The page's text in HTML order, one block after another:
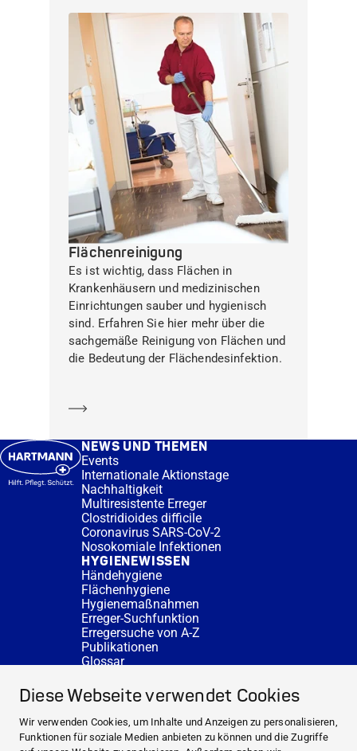
Diese Webseite verwendet Cookies
Wir verwenden Cookies, um Inhalte und Anzeigen zu personalisieren,
Funktionen für soziale Medien anbieten zu können und die Zugriffe
Flächenreinigung
Es ist wichtig, dass Flächen in
Krankenhäusern und medizinischen
Einrichtungen sauber und hygienisch
sind. Erfahren Sie hier mehr über die
sachgemäße Reinigung von Flächen und
die Bedeutung der Flächendesinfektion.
NEWS UND THEMEN
Events
Internationale Aktionstage
Nachhaltigkeit
Multiresistente Erreger
Clostridioides difficile
Coronavirus SARS-CoV-2
Nosokomiale Infektionen
HYGIENEWISSEN
Händehygiene
Flächenhygiene
Hygienemaßnahmen
Erreger-Suchfunktion
Erregersuche von A-Z
Publikationen
Glossar
SERVICE
Fachberatung
DESINFACTS
Newsletter
Konzentrat-Rechner